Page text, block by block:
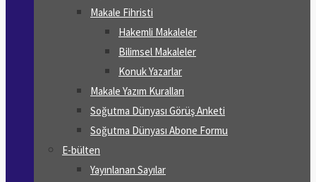
Makale Fihristi
Hakemli Makaleler
Bilimsel Makaleler
Konuk Yazarlar
Makale Yazım Kuralları
Soğutma Dünyası Görüş Anketi
Soğutma Dünyası Abone Formu
E-bülten
Yayınlanan Sayılar